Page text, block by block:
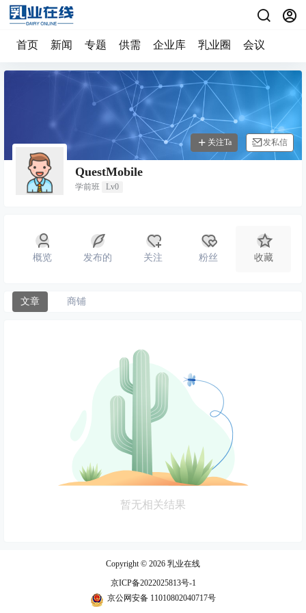
首页 新闻 专题 供需 企业库 乳业圈 会议
QuestMobile
学前班 Lv0
关注Ta 发私信
概览 发布的 关注 粉丝 收藏
文章 商铺
暂无相关结果
Copyright © 2026 乳业在线
京ICP备2022025813号-1
京公网安备 11010802040717号